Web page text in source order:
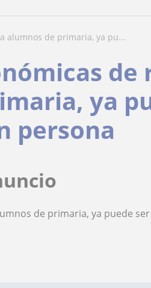
alumnos de primaria, ya pu...
de
ya
persona
de primaria, ya puede